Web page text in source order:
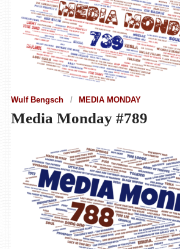
Wulf Bengsch MEDIA MONDAY
Media Monday #789